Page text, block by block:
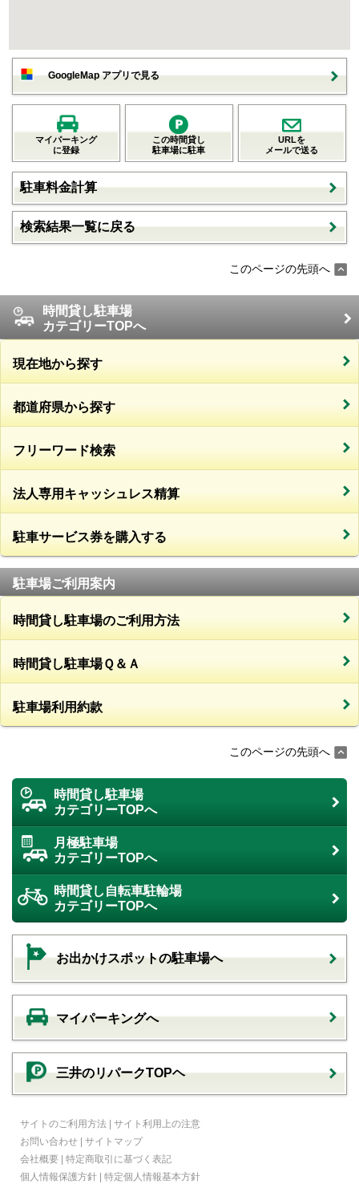
GoogleMap アプリで見る
マイパーキング
に登録
この時間貸し
駐車場に駐車
URLを
メールで送る
駐車料金計算
検索結果一覧に戻る
このページの先頭へ
時間貸し駐車場
カテゴリーTOPへ
現在地から探す
都道府県から探す
フリーワード検索
法人専用キャッシュレス精算
駐車サービス券を購入する
駐車場ご利用案内
時間貸し駐車場のご利用方法
時間貸し駐車場Ｑ＆Ａ
駐車場利用約款
このページの先頭へ
時間貸し駐車場
カテゴリーTOPへ
月極駐車場
カテゴリーTOPへ
時間貸し自転車駐輪場
カテゴリーTOPへ
お出かけスポットの駐車場へ
マイパーキングへ
三井のリパークTOPヘ
サイトのご利用方法 | サイト利用上の注意
お問い合わせ | サイトマップ
会社概要 | 特定商取引に基づく表記
個人情報保護方針 | 特定個人情報基本方針